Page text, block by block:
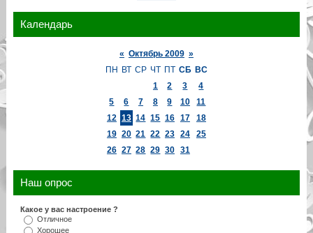
Календарь
« Октябрь 2009 »
ПН ВТ СР ЧТ ПТ СБ ВС
1
2 3
4
5
6 7 8 9 10
11
12 13 14 15 16 17
18
19 20 21 22 23 24
25
26 27 28 29 30 31
Наш опрос
Какое у вас настроение ?
Отличное
Хорошее